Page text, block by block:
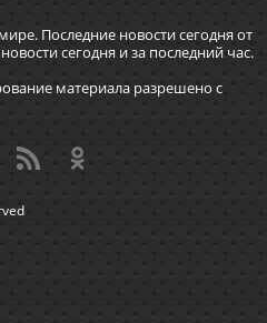
Последние новости сегодня от
сегодня и за последний час.
материала разрешено с